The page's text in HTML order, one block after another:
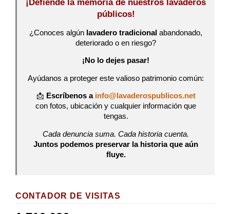
¡Defiende la memoria de nuestros lavaderos
públicos!
¿Conoces algún lavadero tradicional abandonado,
deteriorado o en riesgo?
¡No lo dejes pasar!
Ayúdanos a proteger este valioso patrimonio común:
📩 Escríbenos a info@lavaderospublicos.net
con fotos, ubicación y cualquier información que
tengas.
Cada denuncia suma. Cada historia cuenta.
Juntos podemos preservar la historia que aún
fluye.
CONTADOR DE VISITAS